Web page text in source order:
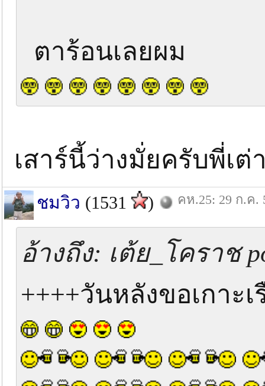
ตาร้อนเลยผม
เสาร์นี้ว่างมั่ยครับพี่เ
ชมวิว (1531 ) คห.25: 29 ก.ค.
อ้างถึง: เต้ย_โคราช
++++วันหลังขอเกา